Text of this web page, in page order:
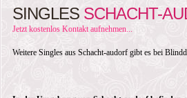
SINGLES SCHACHT-
Jetzt kostenlos Kontakt aufnehmen...
Weitere Singles aus Schacht-audorf gibt es bei